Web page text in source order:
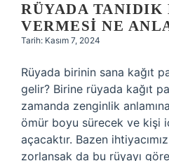
RÜYADA TANIDIK
VERMESI NE
Tarih: Kasım 7, 2024
Rüyada birinin sana kağıt
gelir? Birine rüyada kağıt
zamanda zenginlik
ömür boyu sürecek ve kişi
açacaktır. Bazen
zorlansak da bu rüyayı